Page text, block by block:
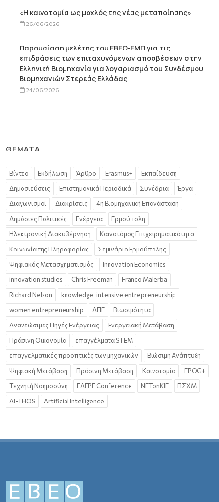
«Η καινοτομία ως μοχλός της νέας μεταποίησης»
26/06/2026
Παρουσίαση μελέτης του ΕΒΕΟ-ΕΜΠ για τις
επιδράσεις των επιταχυνόμενων αποσβέσεων στην
Ελληνική Βιομηχανία για λογαριασμό του Συνδέσμου
Βιομηχανιών Στερεάς Ελλάδας
24/06/2026
ΘΈΜΑΤΑ
Βίντεο Εκδήλωση Άρθρο Erasmus+
Εκπαίδευση
Δημοσιεύσεις
Επιστημονικά Περιοδικά Συνέδρια
Έργα
Διαγωνισμοί
Διακρίσεις
4η Βιομηχανική Επανάσταση
Δημόσιες Πολιτικές
Ενέργεια
Ερμούπολη
Ηλεκτρονική Διακυβέρνηση
Καινοτόμος Επιχειρηματικότητα
Κοινωνία της Πληροφορίας
Σεμινάριο Ερμούπολης
Ψηφιακός Μετασχηματισμός
Innovation Economics
innovation studies
Chris Freeman
Franco Malerba
Richard Nelson
knowledge-intensive entrepreneurship
women entrepreneurship
ΑΠΕ
Βιωσιμότητα
Ανανεώσιμες Πηγές Ενέργειας
Ενεργειακή Μετάβαση
Πράσινη Οικονομία
επαγγέλματα STEM
επαγγελματικές προοπτικές των μηχανικών
Βιώσιμη Ανάπτυξη
Ψηφιακή Μετάβαση
Πράσινη Μετάβαση Καινοτομία
EPOG+
Τεχνητή Νοημοσύνη
EAEPE Conference NETonKIE
ΠΣΧΜ
AI-THOS
Artificial Intelligence